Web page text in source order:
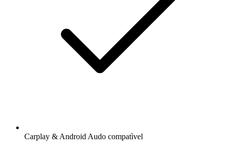
Carplay & Android Audo compatìvel